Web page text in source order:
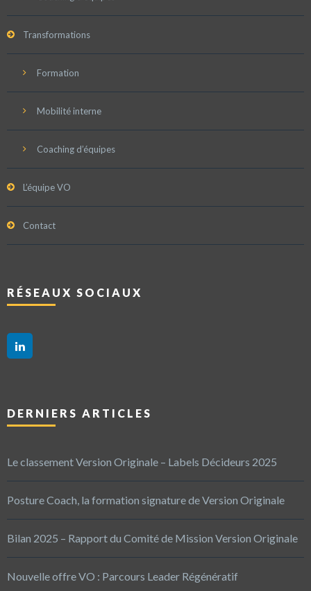
Transformations
Formation
Mobilité interne
Coaching d’équipes
L’équipe VO
Contact
RÉSEAUX SOCIAUX
DERNIERS ARTICLES
Le classement Version Originale – Labels Décideurs 2025
Posture Coach, la formation signature de Version Originale
Bilan 2025 – Rapport du Comité de Mission Version Originale
Nouvelle offre VO : Parcours Leader Régénératif